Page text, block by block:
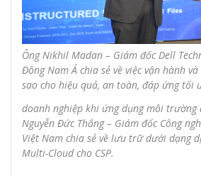
Ông Nikhil Madan – Giám đốc Dell
Đông Nam Á chia sẻ về việc vận hành
sao cho hiệu quả, an toàn, đáp ứng tối
doanh nghiệp khi ứng dụng môi trường
Nguyễn Đức Thắng – Giám đốc Công
Việt Nam chia sẻ về lưu trữ dưới dạng
Multi-Cloud cho CSP.